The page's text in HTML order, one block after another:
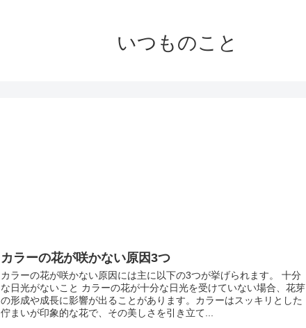
いつものこと
カラーの花が咲かない原因3つ
カラーの花が咲かない原因には主に以下の3つが挙げられます。 十分
な日光がないこと カラーの花が十分な日光を受けていない場合、花芽
の形成や成長に影響が出ることがあります。カラーはスッキリとした
佇まいが印象的な花で、その美しさを引き立て...